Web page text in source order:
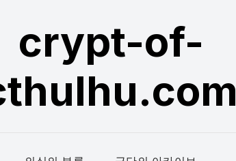
crypt-of-